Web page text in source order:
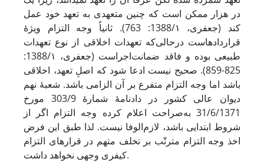
در هزار ممکن است که چنین متعهدی به تعهد خود عمل
کند (جعفری، 1388/۱: 763). ثانیاً وجه التزام ویژۀ
قراردادهاست درحالی‌که تعهدات اخلاقی از نوع تعهدات
طبیعی بوده و فاقد ضمانت‌اجراست (جعفری، 1388/۱:
825-859). صحیح نیست ادعا شود که اصلِ تعهد، اخلاقی
باشد اما وجه التزام متفرع بر آن الزامی باشد. شعبۀ نهم
دیوان عالی کشور در دادنامۀ شمارۀ 303/9 مورخ
31/6/1371 به‌صراحت اعلام کرده وجه التزام اگر از
شروط ابتدایی باشد، لازم‌الوفا نیست. لذا طبق این فرض
اخذ وجه التزام مترتّب بر تخلف متهم در قرارهای التزام
کیفری وجهی نخواهد داشت.